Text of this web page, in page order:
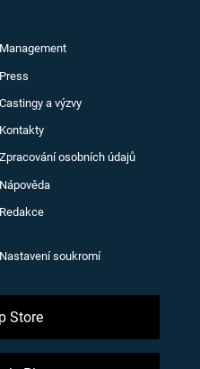
Management
Press
Castingy a výzvy
Kontakty
Zpracování osobních údajů
Nápověda
Redakce
Nastavení soukromí
Store